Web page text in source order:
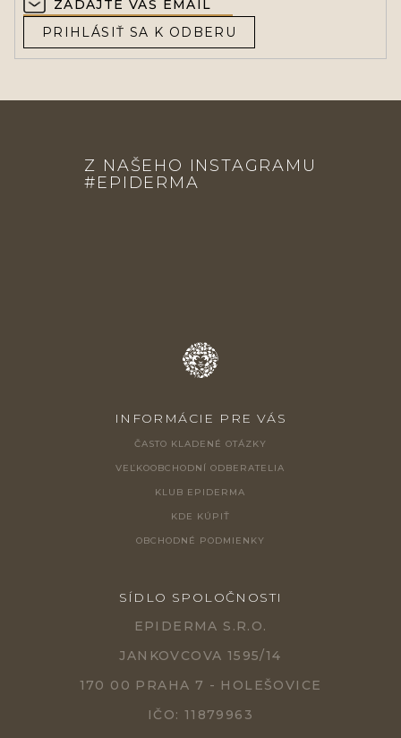
PRIHLÁSIŤ SA K ODBERU
Z NAŠEHO INSTAGRAMU
#EPIDERMA
INFORMÁCIE PRE VÁS
ČASTO KLADENÉ OTÁZKY
VEĽKOOBCHODNÍ ODBERATELIA
KLUB EPIDERMA
KDE KÚPIŤ
OBCHODNÉ PODMIENKY
SÍDLO SPOLOČNOSTI
EPIDERMA S.R.O.
JANKOVCOVA 1595/14
170 00 PRAHA 7 - HOLEŠOVICE
IČO: 11879963